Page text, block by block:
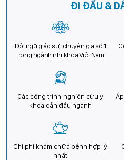
ĐI ĐẦU &
Đội ngũ giáo sư, chuyên gia số 1
trong ngành nhi khoa Việt Nam
Các công trình nghiên cứu y
khoa dẫn đầu ngành
Chi phí khám chữa bệnh hợp lý
nhất